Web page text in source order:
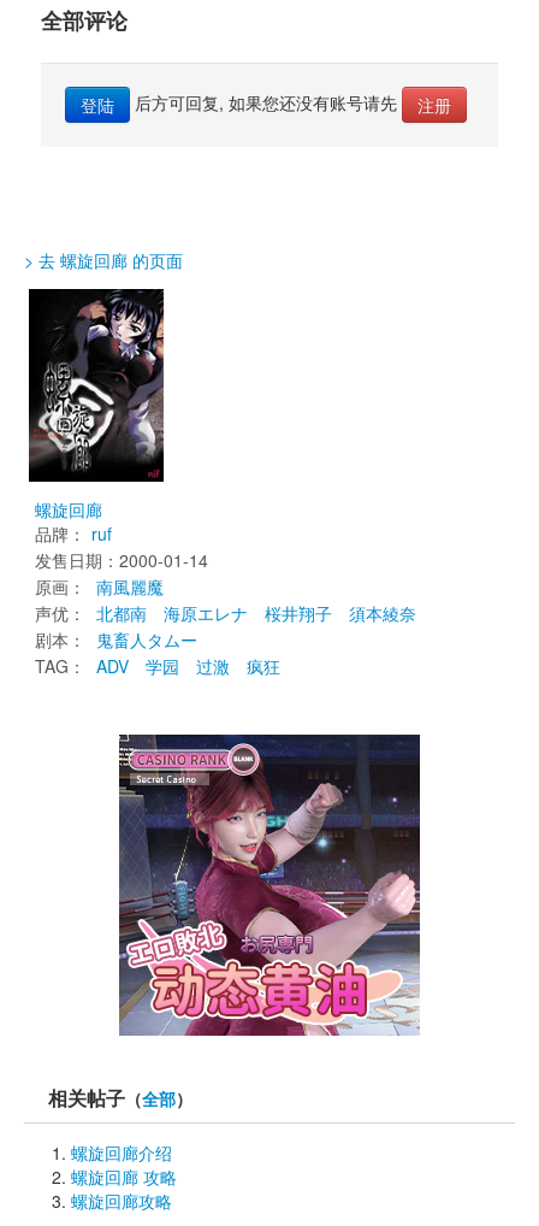
全部评论
登陆 后方可回复, 如果您还没有账号请先 注册
> 去 螺旋回廊 的页面
螺旋回廊
品牌： ruf
发售日期：2000-01-14
原画：
南風麗魔
声优：
北都南 海原エレナ 桜井翔子
須本綾奈
剧本：
鬼畜人タムー
TAG：
ADV 学园 过激 疯狂
相关帖子 （全部）
螺旋回廊介绍
螺旋回廊 攻略
螺旋回廊攻略